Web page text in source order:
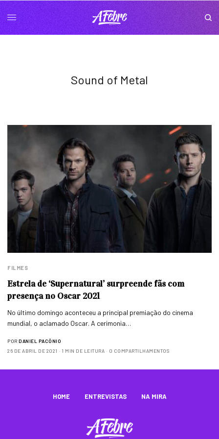
Sound of Metal
FILMES
Estrela de ‘Supernatural’ surpreende fãs com
presença no Oscar 2021
No último domingo aconteceu a principal premiação do cinema
mundial, o aclamado Oscar. A cerimonia…
POR DANIEL PACÔNIO
26 DE ABRIL DE 2021
1 MIN DE LEITURA 0 COMPARTILHAMENTOS
HOME ENTREVISTAS NA MIRA